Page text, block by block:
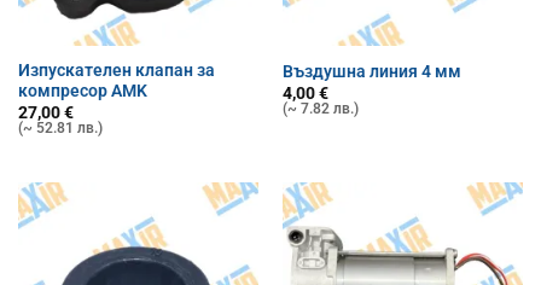
Изпускателен клапан за
компресор AMK
27,00€
(~ 52.81 лв.)
Въздушна линия 4 мм
4,00€
(~ 7.82 лв.)